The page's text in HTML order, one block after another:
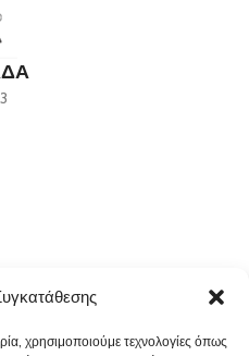
χρησιμοποιούμε τεχνολογίες όπως